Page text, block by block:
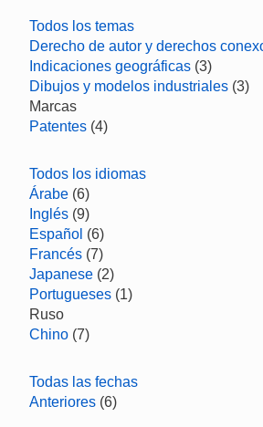
Todos los temas
Derecho de autor y derechos
Indicaciones geográficas (3)
Dibujos y modelos industriales (3)
Marcas
Patentes (4)
Todos los idiomas
Árabe (6)
Inglés (9)
Español (6)
Francés (7)
Japanese (2)
Portugueses (1)
Ruso
Chino (7)
Todas las fechas
Anteriores (6)